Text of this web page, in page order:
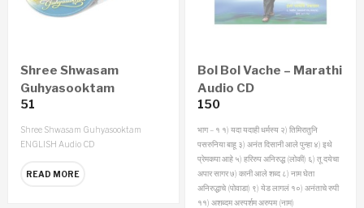
Shree Shwasam
Guhyasooktam
ENGLISH Audio CD
51
Shree Shwasam Guhyasooktam
ENGLISH Audio CD
READ MORE
Bol Bol Vache – Marathi
Audio CD
150
भाग – १ १) यदा यदाही धर्मस्य २) तिमिरातुनि
पसरुनिया बाहू ३) अनंत दिसानी आले पुन्हा ४) इथे
प्रेमकपा आहे ५) हरिरुप अनिरुद्ध (लोकी) ६) तू दयेचा
अपार सागर७) कानी आले शब्द ८) नाम घेता
अनिरुद्धाचे (पोवाडा) ९) येड लागलं १०) अनंताचे रुपी
११) अशब्दम अस्पर्शम अरुपम (नाम)